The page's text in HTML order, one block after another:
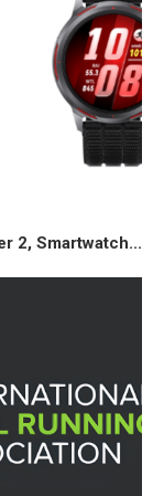
2, Smartwatch...